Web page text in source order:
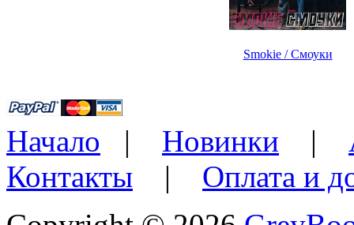
Smokie / Смоуки
Начало | Новинки |
Контакты | Оплата и